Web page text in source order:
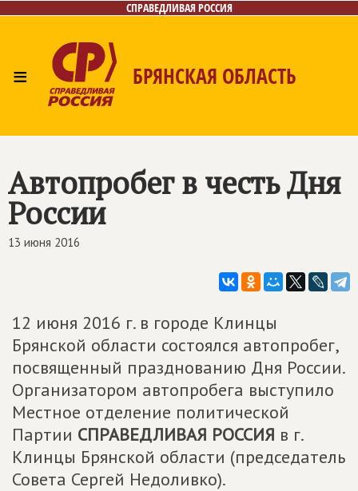
СПРАВЕДЛИВАЯ РОССИЯ
≡ БРЯНСКАЯ ОБЛАСТЬ
Автопробег в честь Дня
России
13 июня 2016
12 июня 2016 г. в городе Клинцы
Брянской области состоялся автопробег,
посвященный празднованию Дня России.
Организатором автопробега выступило
Местное отделение политической
Партии СПРАВЕДЛИВАЯ РОССИЯ в г.
Клинцы Брянской области (председатель
Совета Сергей Недоливко).